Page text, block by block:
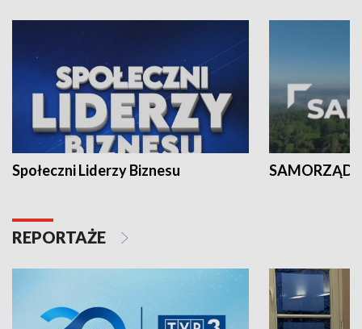
Społeczni Liderzy Biznesu SAMORZĄD
REPORTAŻE